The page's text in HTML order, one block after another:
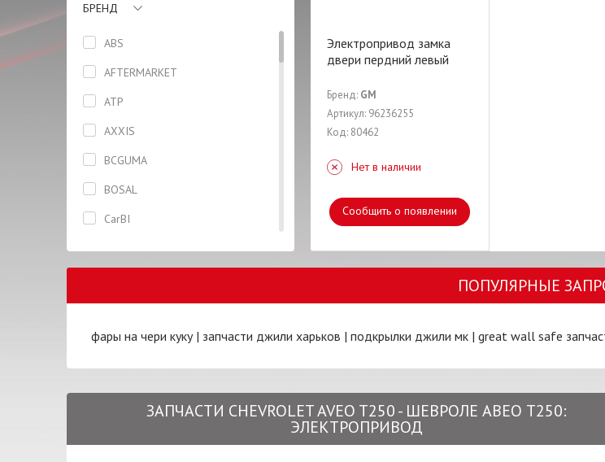
Диск тормозной
Заглушка
БРЕНД
ABS
AFTERMARKET
ATP
AXXIS
BCGUMA
BOSAL
CarBI
CASTROL
CIFAM
CONTINENTAL
CTR
CX
Электропривод замка
двери пердний левый
Бренд: GM
Артикул: 96236255
Код: 80462
Нет в наличии
Сообщить о появлении
ПОПУЛЯРНЫЕ
фары на чери куку| запчасти джили харьков | подкрылки джили мк | great wall safe
ЗАПЧАСТИ CHEVROLET AVEO T250 - ШЕВРОЛЕ АВЕО Т250:
ЭЛЕКТРОПРИВОД